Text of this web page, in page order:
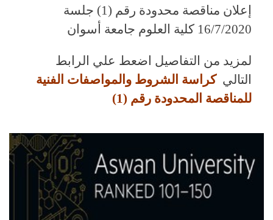
إعلان مناقصة محدودة رقم (1) جلسة
16/7/2020 كلية العلوم جامعة أسوان
لمزيد من التفاصيل اضعط علي الرابط
التاليكراسة الشروط والمواصفات الفنية
للمناقصة المحدودة رقم (1)